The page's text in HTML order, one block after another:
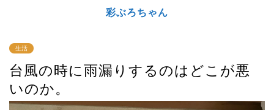
彩ぶろちゃん
生活
台風の時に雨漏りするのはどこが悪
いのか。